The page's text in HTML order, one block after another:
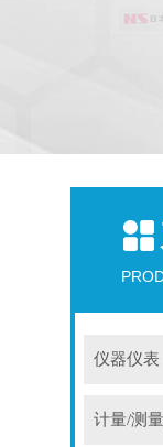
仪器仪表
计量/测